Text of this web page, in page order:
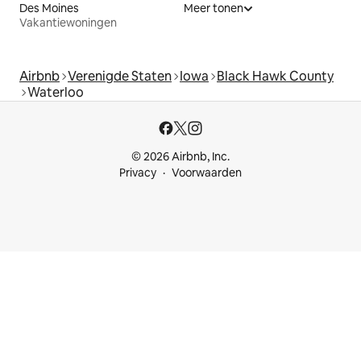
Des Moines
Vakantiewoningen
Meer tonen
Airbnb Verenigde Staten Iowa Black Hawk County
Waterloo
© 2026 Airbnb, Inc.
Privacy
Voorwaarden